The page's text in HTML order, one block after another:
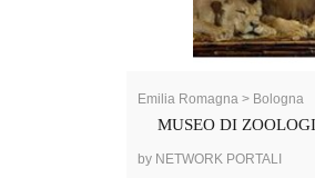
Emilia Romagna > Bologna
MUSEO DI
by NETWORK PORTALI